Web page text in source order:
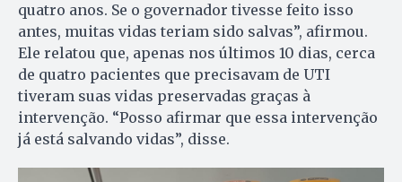
quatro anos. Se o governador tivesse feito isso
antes, muitas vidas teriam sido salvas”, afirmou.
Ele relatou que, apenas nos últimos 10 dias, cerca
de quatro pacientes que precisavam de UTI
tiveram suas vidas preservadas graças à
intervenção. “Posso afirmar que essa intervenção
já está salvando vidas”, disse.